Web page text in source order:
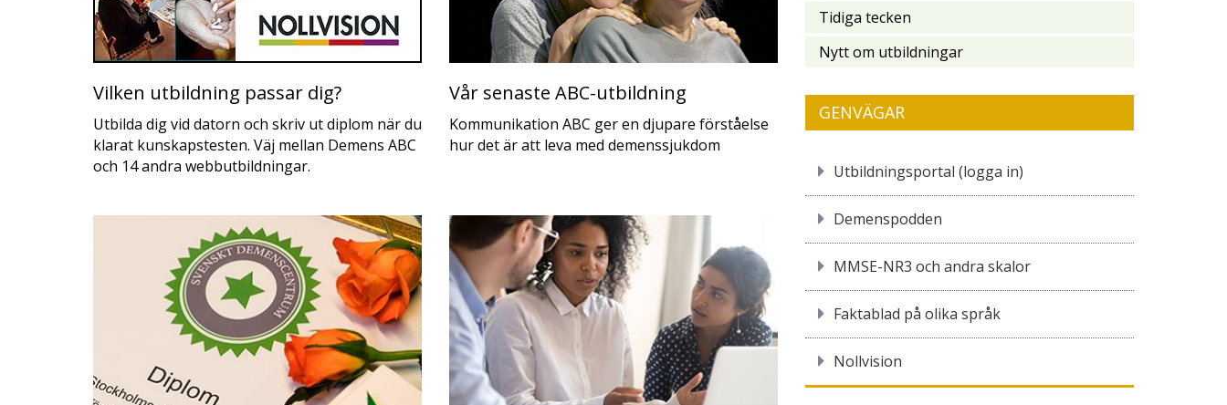
Vilken utbildning passar dig?
Utbilda dig vid datorn och skriv ut diplom när du
klarat kunskapstesten. Väj mellan Demens ABC
och 14 andra webbutbildningar.
Vår senaste ABC-utbildning
Kommunikation ABC ger en djupare förståelse
hur det är att leva med demenssjukdom
Tidiga tecken
Nytt om utbildningar
GENVÄGAR
Utbildningsportal (logga in)
Demenspodden
MMSE-NR3 och andra skalor
Faktablad på olika språk
Nollvision